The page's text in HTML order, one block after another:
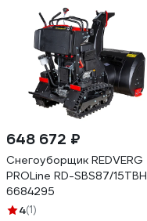
648 672 ₽
Снегоуборщик REDVERG
PROLine RD-SBS87/15TBH
6684295
4(1)